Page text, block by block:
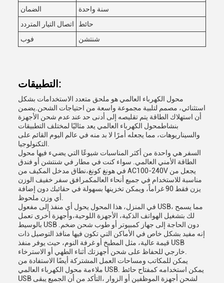
الضمان
سنة واحدة
اتصال التيار المتردد
حائط
فوب
شنتشن
التطبيقات:
محول الكهرباء العالمي هو ملحق متعدد الاستخدامات بشكل
استثنائي، مصمم لتلبية مجموعة واسعة من احتياجات الشحن.يضمن
أن استهلاك الطاقة يتم تقليصه إلى أدنى حد عند عدم شحن الأجهزة
بنشاطمحول الكهرباء العالمي يعد مثاليًا لمختلف التطبيقات
والسيناريوهات، مما يجعله أمرًا لا بد منه في عالم اليوم القائم على
السفر هي واحدة من أكثر المناسبات شيوعًا التي يضيء فيها محول
الطاقة الأمني العالمي. سواء كنت في مطار في شنتشن أو فندق
في هونغ كونغ،نطاق مدخل المكيف من AC100-240V يجعل من
مناسبة للاستخدام في جميع أنحاء العالمكمرافق سفر خفيف الوزن
يزن فقط 90 غراماً، ويمكن تخزينها بسهولة في حقائبك دون إضافة
في المنزل، هذا المحول يحول أي منفذ إلى مفعول USB، مما يسمح
لك بتشغيل الهواتف الذكية، الأجهزة اللوحية،وأجهزة أخرى تعمل
بالوسيط USB دون الحاجة إلى جهاز كمبيوتر أو طوب شحن ضخم.
إنه مفيد بشكل خاص في الأماكن التي تكون فيها منافذ التوصيل ذات
قيمة عالية، مثل المطبخ أو غرفة النوم، حيث يوفر منفذ USB
يمكن للمكاتب ومساحات العمل المشتركة أيضًا الاستفادة من
ملاءمة محول الكهرباء العالمي USB. يمكن استخدامه كمفتاح حائط
USB لشحن أجهزة الموظفين أو الزوار ،التأكد من أن الجميع يبقى